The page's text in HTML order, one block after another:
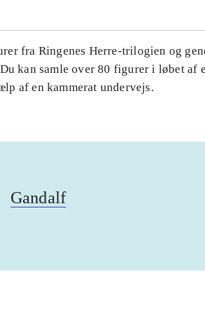
fra Ringenes Herre-trilogien og
kan samle over 80 figurer i løbet af
af en kammerat undervejs.
Gandalf